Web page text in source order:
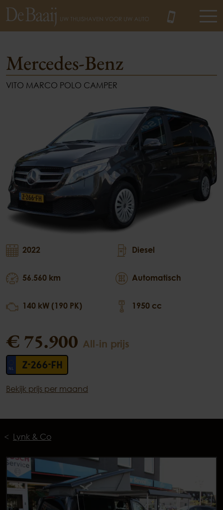
Mercedes-Benz
VITO MARCO POLO CAMPER
2022
56.560 km
140 kW (190 PK)
Diesel
Automatisch
1950 cc
€ 75.900 All-in prijs
Z-266-FH
Bekijk prijs per maand
Lynk & Co